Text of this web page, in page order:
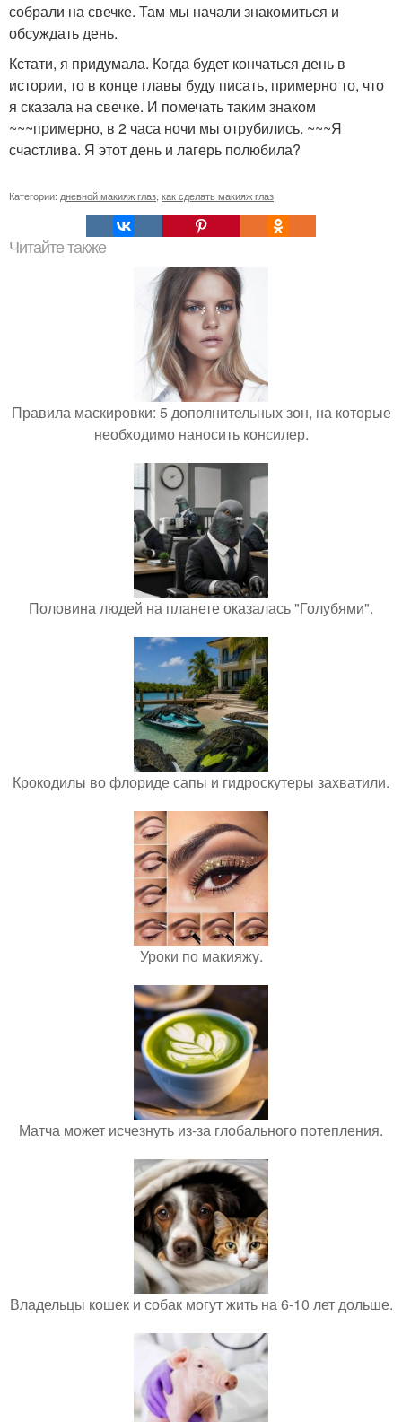
собрали на свечке. Там мы начали знакомиться и
обсуждать день.
Кстати, я придумала. Когда будет кончаться день в
истории, то в конце главы буду писать, примерно то, что
я сказала на свечке. И помечать таким знаком
~~~примерно, в 2 часа ночи мы отрубились. ~~~Я
счастлива. Я этот день и лагерь полюбила?
Категории: дневной макияж глаз как сделать макияж глаз
Читайте также
Правила маскировки: 5 дополнительных зон, на которые
необходимо наносить консилер.
Половина людей на планете оказалась "Голубями".
Крокодилы во флориде сапы и гидроскутеры захватили.
Уроки по макияжу.
Матча может исчезнуть из-за глобального потепления.
Владельцы кошек и собак могут жить на 6-10 лет дольше.